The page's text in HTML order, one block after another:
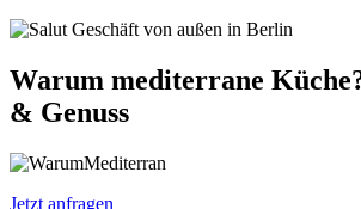
Warum mediterrane
& Genuss
Jetzt anfragen